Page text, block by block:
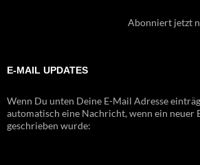
Abonniert jetzt
E-MAIL UPDATES
Wenn Du unten Deine E-Mail Adresse
automatisch eine Nachricht, wenn ein neuer
geschrieben wurde: